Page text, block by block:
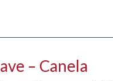
– Canela